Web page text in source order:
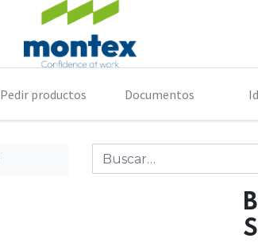
Pedir productos Documentos